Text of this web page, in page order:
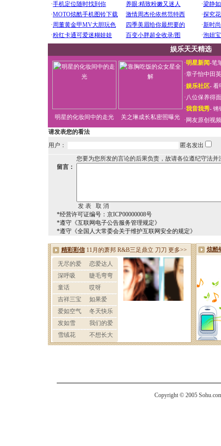
娱乐天天精选
明星的化妆间中的走光 关之琳成长私密照曝光
·明星新闻-笔
·章子怡中田
·娱乐社区- 看
·八位保养得
·我音我秀- 锵
· 网友原创视
请发表您的看法
用户：
匿名发出
您要为您所发的言论的后果负责，故请各位遵纪守法并
留言：
*经营许可证编号：京ICP00000008号
*遵守《互联网电子公告服务管理规定》
*遵守《全国人大常委会关于维护互联网安全的规定》
Copyright © 2005